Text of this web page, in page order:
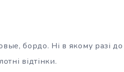
бордо. Ні в якому разі до
відтінки.